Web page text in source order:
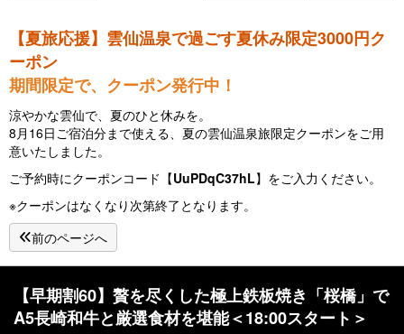
【夏旅応援】雲仙温泉で過ごす夏休み限定3000円ク
ーポン
期間限定で、クーポン発行中！
涼やかな雲仙で、夏のひと休みを。
8月16日ご宿泊分まで使える、夏の雲仙温泉旅限定クーポンをご用
意いたしました。
ご予約時にクーポンコード【UuPDqC37hL】をご入力ください。
※クーポンはなくなり次第終了となります。
前のページへ
【早期割60】贅を尽くした極上鉄板焼き「桜橋」で
A5長崎和牛と厳選食材を堪能＜18:00スタート＞